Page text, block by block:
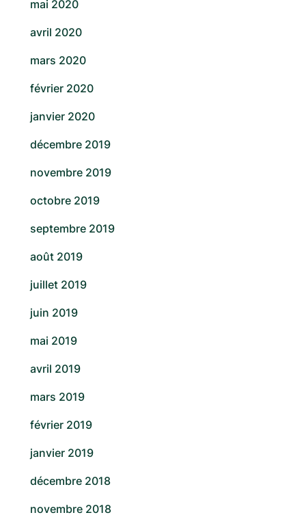
mai 2020
avril 2020
mars 2020
février 2020
janvier 2020
décembre 2019
novembre 2019
octobre 2019
septembre 2019
août 2019
juillet 2019
juin 2019
mai 2019
avril 2019
mars 2019
février 2019
janvier 2019
décembre 2018
novembre 2018